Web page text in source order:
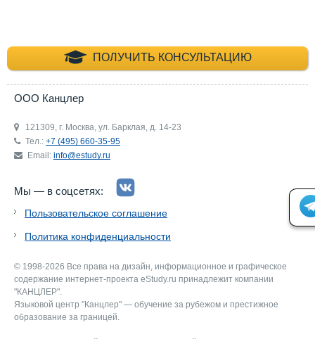
ПОЛУЧИТЬ КОНСУЛЬТАЦИЮ
+7 (495) 660-35-
ООО Канцлер
121309, г. Москва, ул. Барклая, д. 14-23
Тел.: +7 (495) 660-35-95
Email: info@estudy.ru
Мы — в соцсетях:
Пользовательское соглашение
Политика конфиденциальности
© 1998-2026 Все права на дизайн, информационное и графическое
содержание интернет-проекта eStudy.ru принадлежит компании
"КАНЦЛЕР".
Языковой центр "Канцлер" — обучение за рубежом и престижное
образование за границей.